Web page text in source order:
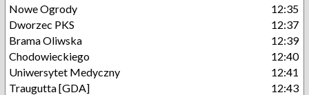
Nowe Ogrody
12:35
Dworzec PKS
12:37
Brama Oliwska
12:39
Chodowieckiego
12:40
Uniwersytet Medyczny
12:41
Traugutta [GDA]
12:43